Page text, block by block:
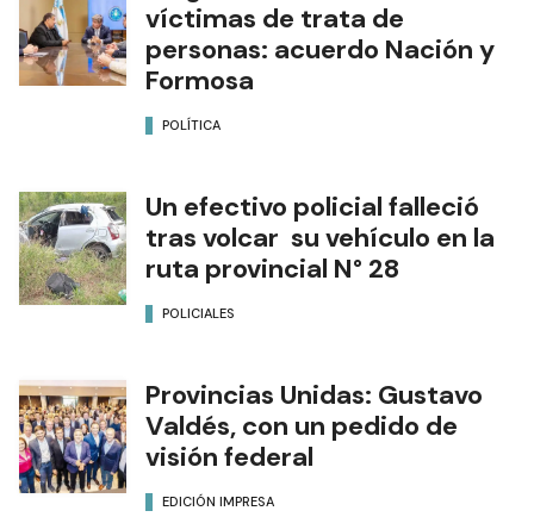
víctimas de trata de
personas: acuerdo Nación y
Formosa
POLÍTICA
Un efectivo policial falleció
tras volcar su vehículo en la
ruta provincial N° 28
POLICIALES
Provincias Unidas: Gustavo
Valdés, con un pedido de
visión federal
EDICIÓN IMPRESA